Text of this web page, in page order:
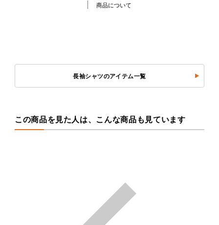
商品について
長袖シャツのアイテム一覧
この商品を見た人は、こんな商品も見ています